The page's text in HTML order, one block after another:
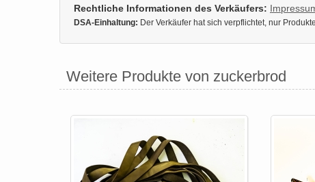
Rechtliche Informationen des Verkäufers:
DSA-Einhaltung: Der Verkäufer hat sich verpflichtet, nur
Weitere Produkte von zuckerbrod